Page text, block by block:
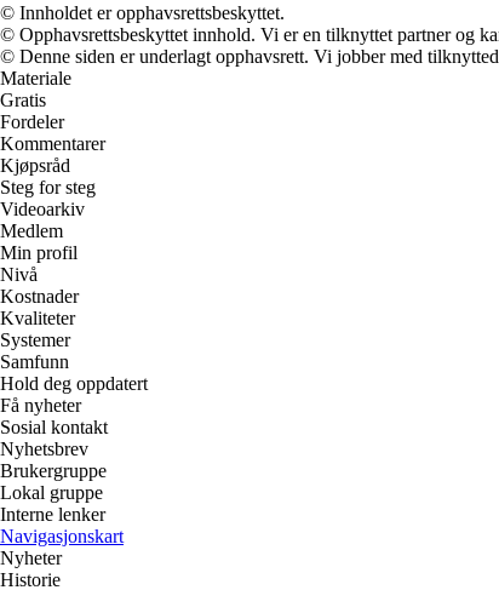
© Innholdet er opphavsrettsbeskyttet.
© Opphavsrettsbeskyttet innhold. Vi er en tilknyttet partner og
© Denne siden er underlagt opphavsrett. Vi jobber med
Materiale
Gratis
Fordeler
Kommentarer
Kjøpsråd
Steg for steg
Videoarkiv
Medlem
Min profil
Nivå
Kostnader
Kvaliteter
Systemer
Samfunn
Hold deg oppdatert
Få nyheter
Sosial kontakt
Nyhetsbrev
Brukergruppe
Lokal gruppe
Interne lenker
Navigasjonskart
Nyheter
Historie